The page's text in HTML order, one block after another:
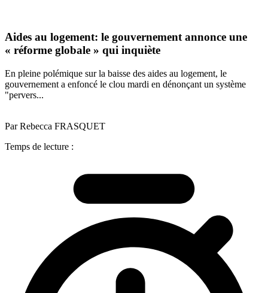
Aides au logement: le gouvernement annonce une
« réforme globale » qui inquiète
En pleine polémique sur la baisse des aides au logement, le
gouvernement a enfoncé le clou mardi en dénonçant un système
"pervers...
Par Rebecca FRASQUET
Temps de lecture :